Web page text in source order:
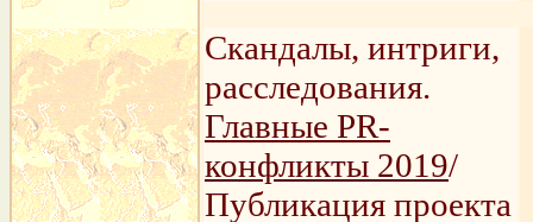
Скандалы, интриги,
расследования.
Главные PR-
конфликты 2019/
Публикация проекта